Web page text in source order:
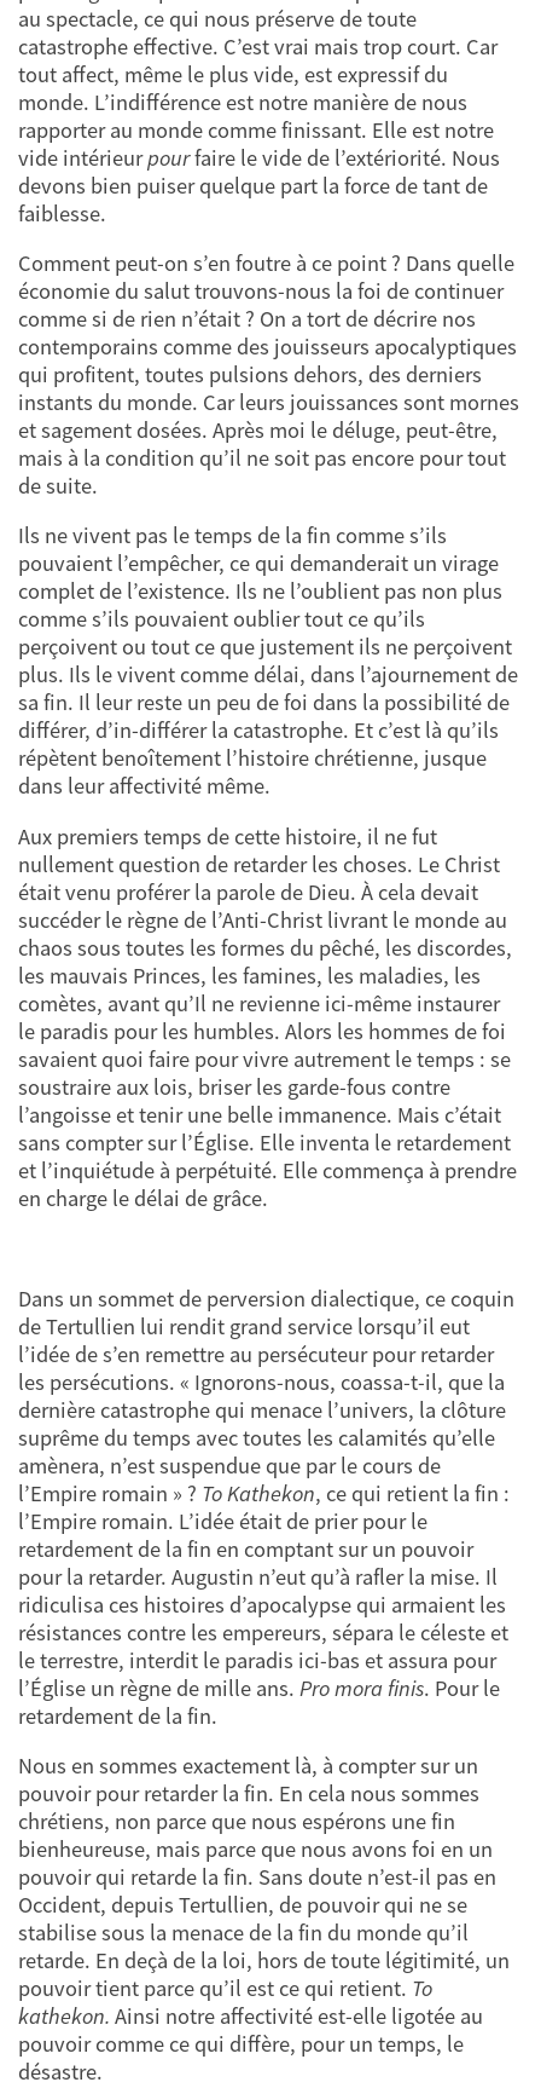
au spectacle, ce qui nous préserve de toute
catastrophe effective. C’est vrai mais trop court. Car
tout affect, même le plus vide, est expressif du
monde. L’indifférence est notre manière de nous
rapporter au monde comme finissant. Elle est notre
vide intérieurpourfaire le vide de l’extériorité. Nous
devons bien puiser quelque part la force de tant de
faiblesse.
Comment peut-on s’en foutre à ce point ? Dans quelle
économie du salut trouvons-nous la foi de continuer
comme si de rien n’était ? On a tort de décrire nos
contemporains comme des jouisseurs apocalyptiques
qui profitent, toutes pulsions dehors, des derniers
instants du monde. Car leurs jouissances sont mornes
et sagement dosées. Après moi le déluge, peut-être,
mais à la condition qu’il ne soit pas encore pour tout
de suite.
Ils ne vivent pas le temps de la fin comme s’ils
pouvaient l’empêcher, ce qui demanderait un virage
complet de l’existence. Ils ne l’oublient pas non plus
comme s’ils pouvaient oublier tout ce qu’ils
perçoivent ou tout ce que justement ils ne perçoivent
plus. Ils le vivent comme délai, dans l’ajournement de
sa fin. Il leur reste un peu de foi dans la possibilité de
différer, d’in-différer la catastrophe. Et c’est là qu’ils
répètent benoîtement l’histoire chrétienne, jusque
dans leur affectivité même.
Aux premiers temps de cette histoire, il ne fut
nullement question de retarder les choses. Le Christ
était venu proférer la parole de Dieu. À cela devait
succéder le règne de l’Anti-Christ livrant le monde au
chaos sous toutes les formes du pêché, les discordes,
les mauvais Princes, les famines, les maladies, les
comètes, avant qu’Il ne revienne ici-même instaurer
le paradis pour les humbles. Alors les hommes de foi
savaient quoi faire pour vivre autrement le temps : se
soustraire aux lois, briser les garde-fous contre
l’angoisse et tenir une belle immanence. Mais c’était
sans compter sur l’Église. Elle inventa le retardement
et l’inquiétude à perpétuité. Elle commença à prendre
en charge le délai de grâce.
Dans un sommet de perversion dialectique, ce coquin
de Tertullien lui rendit grand service lorsqu’il eut
l’idée de s’en remettre au persécuteur pour retarder
les persécutions. « Ignorons-nous, coassa-t-il, que la
dernière catastrophe qui menace l’univers, la clôture
suprême du temps avec toutes les calamités qu’elle
amènera, n’est suspendue que par le cours de
l’Empire romain » ? To Kathekon, ce qui retient la fin :
l’Empire romain. L’idée était de prier pour le
retardement de la fin en comptant sur un pouvoir
pour la retarder. Augustin n’eut qu’à rafler la mise. Il
ridiculisa ces histoires d’apocalypse qui armaient les
résistances contre les empereurs, sépara le céleste et
le terrestre, interdit le paradis ici-bas et assura pour
l’Église un règne de mille ans. Pro mora finis. Pour le
retardement de la fin.
Nous en sommes exactement là, à compter sur un
pouvoir pour retarder la fin. En cela nous sommes
chrétiens, non parce que nous espérons une fin
bienheureuse, mais parce que nous avons foi en un
pouvoir qui retarde la fin. Sans doute n’est-il pas en
Occident, depuis Tertullien, de pouvoir qui ne se
stabilise sous la menace de la fin du monde qu’il
retarde. En deçà de la loi, hors de toute légitimité, un
pouvoir tient parce qu’il est ce qui retient. To
kathekon. Ainsi notre affectivité est-elle ligotée au
pouvoir comme ce qui diffère, pour un temps, le
désastre.